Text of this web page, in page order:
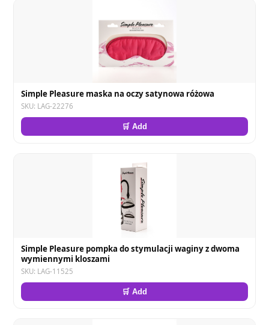
Simple Pleasure maska na oczy satynowa różowa
SKU: LAG-22276
🛒 Add
Simple Pleasure pompka do stymulacji waginy z dwoma
wymiennymi kloszami
SKU: LAG-11525
🛒 Add